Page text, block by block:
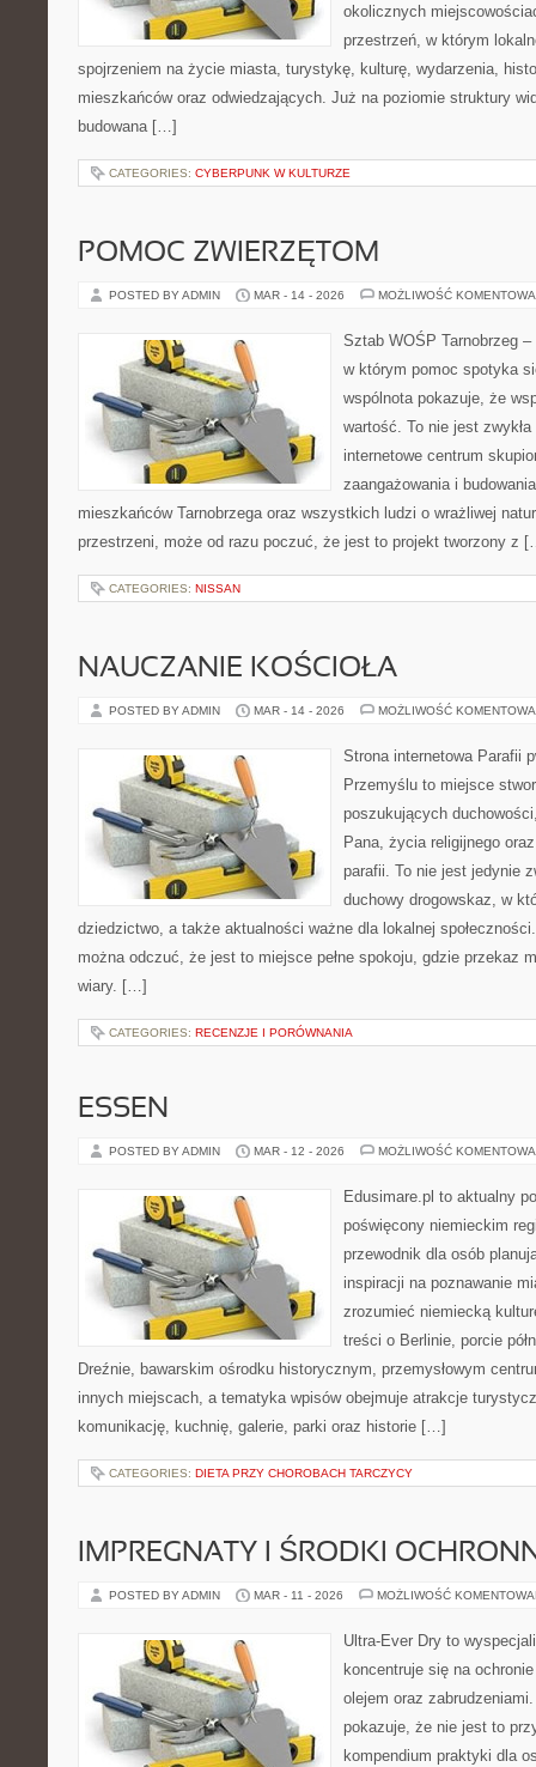
okolicznych
przestrzeń, w którym
spojrzeniem na życie miasta, turystykę, kulturę, wydarzenia,
mieszkańców oraz odwiedzających. Już na poziomie struktury
budowana […]
CATEGORIES: CYBERPUNK W KULTURZE
POMOC ZWIERZĘTOM
POSTED BY ADMIN MAR - 14 - 2026 MOŻLIWOŚĆ
Sztab WOŚP Tarnobrzeg
w którym pomoc spotyka
wspólnota pokazuje, że
wartość. To nie jest
internetowe centrum
zaangażowania i
mieszkańców Tarnobrzega oraz wszystkich ludzi o wrażliwej
przestrzeni, może od razu poczuć, że jest to projekt tworzony z
CATEGORIES: NISSAN
NAUCZANIE KOŚCIOŁA
POSTED BY ADMIN MAR - 14 - 2026 MOŻLIWOŚĆ
Strona internetowa Parafii
Przemyślu to miejsce
poszukujących
Pana, życia religijnego
parafii. To nie jest jedynie
duchowy drogowskaz, w
dziedzictwo, a także aktualności ważne dla lokalnej
można odczuć, że jest to miejsce pełne spokoju, gdzie przekaz
wiary. […]
CATEGORIES: RECENZJE I PORÓWNANIA
ESSEN
POSTED BY ADMIN MAR - 12 - 2026 MOŻLIWOŚĆ
Edusimare.pl to aktualny
poświęcony niemieckim
przewodnik dla osób
inspiracji na poznawanie
zrozumieć niemiecką
treści o Berlinie, porcie
Dreźnie, bawarskim ośrodku historycznym, przemysłowym
innych miejscach, a tematyka wpisów obejmuje atrakcje
komunikację, kuchnię, galerie, parki oraz historie […]
CATEGORIES: DIETA PRZY CHOROBACH TARCZYCY
IMPREGNATY I ŚRODKI
POSTED BY ADMIN MAR - 11 - 2026 MOŻLIWOŚĆ
Ultra-Ever Dry to
koncentruje się na
olejem oraz
pokazuje, że nie jest to
kompendium praktyki dla